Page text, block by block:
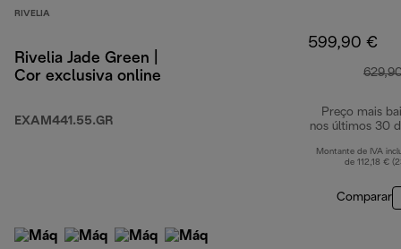
RIVELIA
Rivelia Jade Green |
Cor exclusiva online
EXAM441.55.GR
599,90 €
Preço mais
nos últimos 30
Montante de IVA
de 112,18 €
Comparar